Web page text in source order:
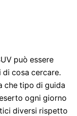
può essere
cosa cercare.
che tipo di guida
ogni giorno
diversi rispetto